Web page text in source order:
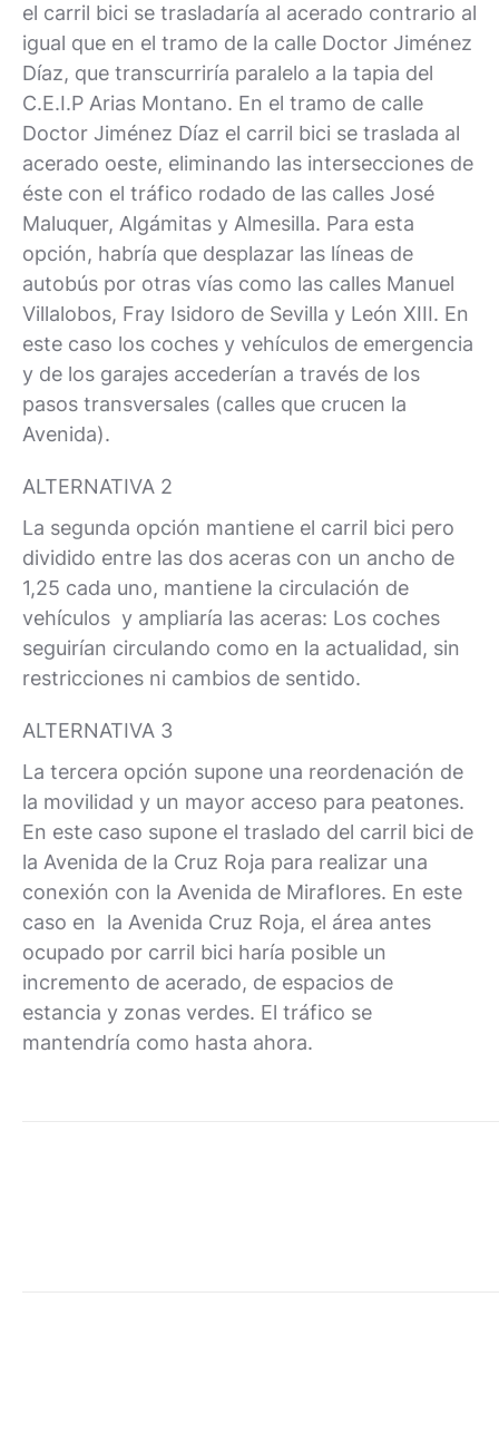
el carril bici se trasladaría al acerado contrario al
igual que en el tramo de la calle Doctor Jiménez
Díaz, que transcurriría paralelo a la tapia del
C.E.I.P Arias Montano. En el tramo de calle
Doctor Jiménez Díaz el carril bici se traslada al
acerado oeste, eliminando las intersecciones de
éste con el tráfico rodado de las calles José
Maluquer, Algámitas y Almesilla. Para esta
opción, habría que desplazar las líneas de
autobús por otras vías como las calles Manuel
Villalobos, Fray Isidoro de Sevilla y León XIII. En
este caso los coches y vehículos de emergencia
y de los garajes accederían a través de los
pasos transversales (calles que crucen la
Avenida).
ALTERNATIVA 2
La segunda opción mantiene el carril bici pero
dividido entre las dos aceras con un ancho de
1,25 cada uno, mantiene la circulación de
vehículos y ampliaría las aceras: Los coches
seguirían circulando como en la actualidad, sin
restricciones ni cambios de sentido.
ALTERNATIVA 3
La tercera opción supone una reordenación de
la movilidad y un mayor acceso para peatones.
En este caso supone el traslado del carril bici de
la Avenida de la Cruz Roja para realizar una
conexión con la Avenida de Miraflores. En este
caso en la Avenida Cruz Roja, el área antes
ocupado por carril bici haría posible un
incremento de acerado, de espacios de
estancia y zonas verdes. El tráfico se
mantendría como hasta ahora.